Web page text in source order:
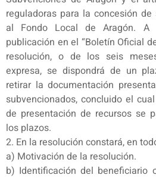
reguladoras para la concesión
al Fondo Local de Aragón.
publicación en el “Boletín Oficial
resolución, o de los seis
expresa, se dispondrá de un
retirar la documentación
subvencionados, concluido el
de presentación de recursos se
los plazos.
2. En la resolución constará, en
a) Motivación de la resolución.
b) Identificación del beneficiario